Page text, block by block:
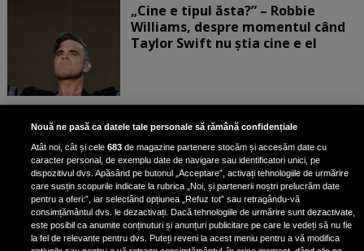
„Cine e tipul ăsta?” – Robbie
Williams, despre momentul când
Taylor Swift nu știa cine e el
Bruce Dickinson, solistul trupei
Iron Maiden, şi-a arătat talentul
de scrimer la un concurs în Franţa
Nicki Minaj, acuzată de agresiune
Nouă ne pasă ca datele tale personale să rămână confidențiale
Atât noi, cât și cele683 de magazine partenere stocăm și accesăm date cu
caracter personal, de exemplu date de navigare sau identificatori unici, pe
dispozitivul dvs. Apăsând pe butonul „Acceptare”, activați tehnologiile de urmărire
care susțin scopurile indicate la rubrica „Noi, și partenerii noștri prelucrăm date
pentru a oferi:”, iar selectând opțiunea „Refuz tot” sau retragându-vă
consimțământul dvs. le dezactivați. Dacă tehnologiile de urmărire sunt dezactivate,
este posibil ca anumite conținuturi și anunțuri publicitare pe care le vedeți să nu fie
la fel de relevante pentru dvs. Puteți reveni la acest meniu pentru a vă modifica